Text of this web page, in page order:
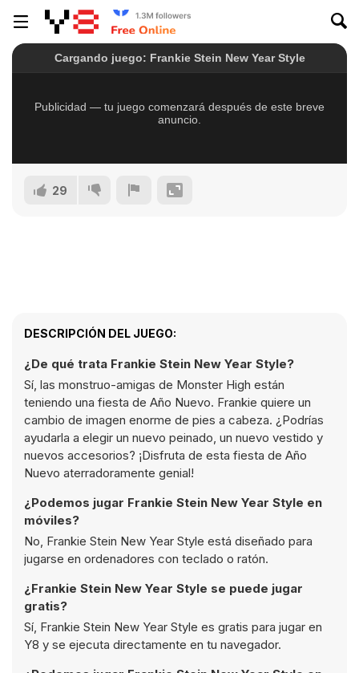
29
DESCRIPCIÓN DEL JUEGO:
¿De qué trata Frankie Stein New Year Style?
Sí, las monstruo-amigas de Monster High están
teniendo una fiesta de Año Nuevo. Frankie quiere un
cambio de imagen enorme de pies a cabeza. ¿Podrías
ayudarla a elegir un nuevo peinado, un nuevo vestido y
nuevos accesorios? ¡Disfruta de esta fiesta de Año
Nuevo aterradoramente genial!
¿Podemos jugar Frankie Stein New Year Style en
móviles?
No, Frankie Stein New Year Style está diseñado para
jugarse en ordenadores con teclado o ratón.
¿Frankie Stein New Year Style se puede jugar
gratis?
Sí, Frankie Stein New Year Style es gratis para jugar en
Y8 y se ejecuta directamente en tu navegador.